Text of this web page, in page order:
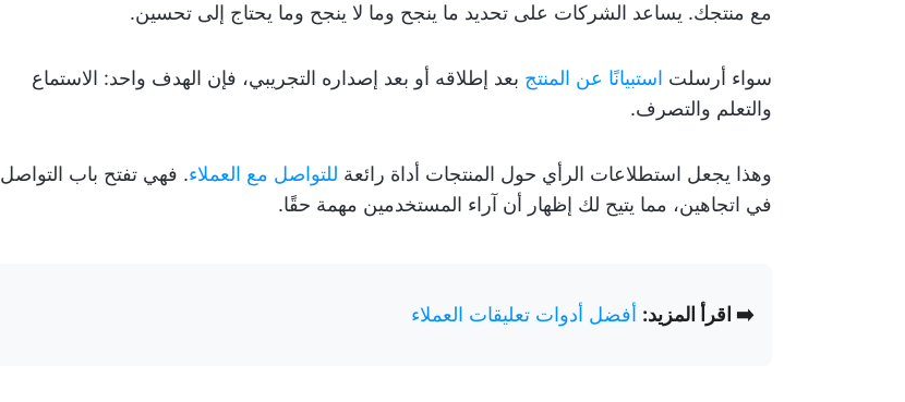
مع منتجك. يساعد الشركات على تحديد ما ينجح وما لا ينجح وما يحتاج إلى تحسين.
سواء أرسلت استبيانًا عن المنتج بعد إطلاقه أو بعد إصداره التجريبي، فإن الهدف واحد: الاستماع
والتعلم والتصرف.
وهذا يجعل استطلاعات الرأي حول المنتجات أداة رائعة للتواصل مع العملاء. فهي تفتح باب التواصل
في اتجاهين، مما يتيح لك إظهار أن آراء المستخدمين مهمة حقًا.
➡️ اقرأ المزيد: أفضل أدوات تعليقات العملاء